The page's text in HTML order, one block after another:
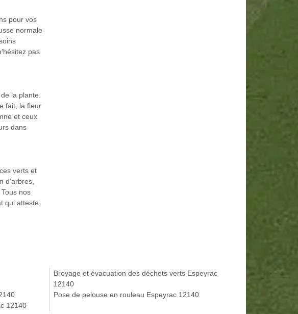
pour vos
normale
pas
la plante.
fait, la fleur
et ceux
dans
verts et
nos
qui atteste
12140
Broyage et évacuation des déchets verts Espeyrac
12140
Pose de pelouse en rouleau Espeyrac 12140